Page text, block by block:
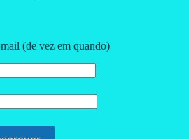
(de vez em quando)